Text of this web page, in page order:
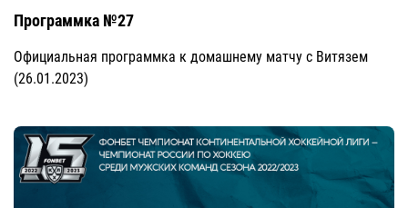
Программка №27
Официальная программка к домашнему матчу с Витязем
(26.01.2023)